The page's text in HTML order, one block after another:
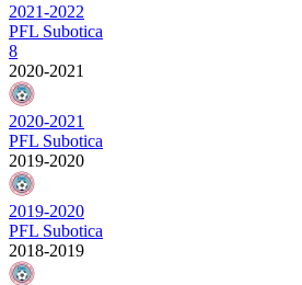
2021-2022
PFL Subotica
8
2020-2021
2020-2021
PFL Subotica
2019-2020
2019-2020
PFL Subotica
2018-2019